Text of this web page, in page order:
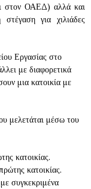
στον ΟΑΕΔ) αλλά και
για χιλιάδες
Εργασίας στο
με διαφορετικά
μια κατοικία με
μελετάται μέσω του
κατοικίας.
κατοικίας.
συγκεκριμένα